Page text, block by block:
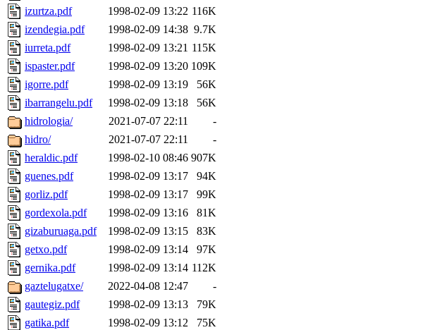
izurtza.pdf
1998-02-09 13:22 116K
izendegia.pdf
1998-02-09 14:38 9.7K
iurreta.pdf
1998-02-09 13:21 115K
ispaster.pdf
1998-02-09 13:20 109K
igorre.pdf
1998-02-09 13:19
56K
ibarrangelu.pdf
1998-02-09 13:18
56K
hidrologia/
2021-07-07 22:11
-
hidro/
2021-07-07 22:11
-
heraldic.pdf
1998-02-10 08:46 907K
guenes.pdf
1998-02-09 13:17
94K
gorliz.pdf
1998-02-09 13:17
99K
gordexola.pdf
1998-02-09 13:16
81K
gizaburuaga.pdf
1998-02-09 13:15
83K
getxo.pdf
1998-02-09 13:14
97K
gernika.pdf
1998-02-09 13:14 112K
gaztelugatxe/
2022-04-08 12:47
-
gautegiz.pdf
1998-02-09 13:13
79K
gatika.pdf
1998-02-09 13:12
75K